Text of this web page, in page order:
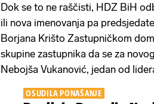
Dok se to ne raščisti, HDZ BiH
ili nova imenovanja pa
Borjana Krišto Zastupničkom
skupine zastupnika da se za
Nebojša Vukanović, jedan od
OSUDILA PONAŠANJE